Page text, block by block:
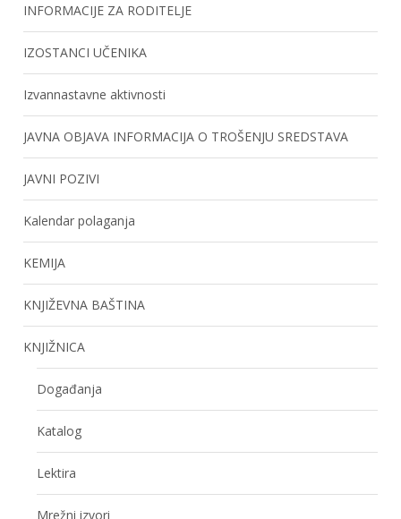
INFORMACIJE ZA RODITELJE
IZOSTANCI UČENIKA
Izvannastavne aktivnosti
JAVNA OBJAVA INFORMACIJA O TROŠENJU SREDSTAVA
JAVNI POZIVI
Kalendar polaganja
KEMIJA
KNJIŽEVNA BAŠTINA
KNJIŽNICA
Događanja
Katalog
Lektira
Mrežni izvori